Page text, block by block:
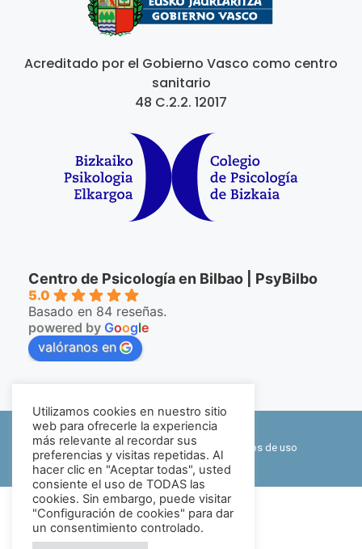
Acreditado por el Gobierno Vasco como centro
sanitario
48 C.2.2. 12017
Centro de Psicología en Bilbao | PsyBilbo
5.0
Basado en 84 reseñas.
powered by Google
valóranos en
©2026 PsyBilbo
Política de privacidad y cookies
Términos de uso
Mapa web
Utilizamos cookies en nuestro sitio
web para ofrecerle la experiencia
más relevante al recordar sus
preferencias y visitas repetidas. Al
hacer clic en "Aceptar todas", usted
consiente el uso de TODAS las
cookies. Sin embargo, puede visitar
"Configuración de cookies" para dar
un consentimiento controlado.